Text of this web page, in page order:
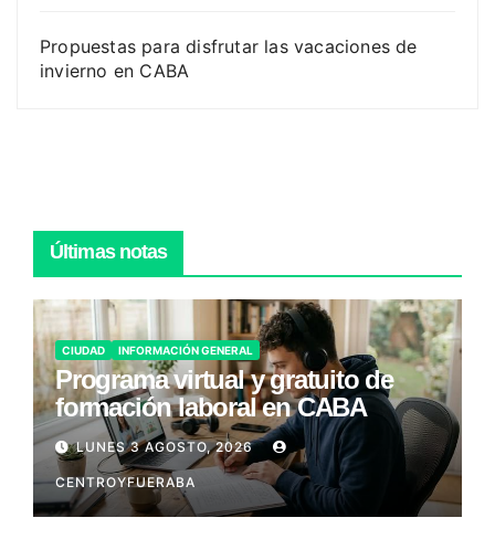
Propuestas para disfrutar las vacaciones de
invierno en CABA
Últimas notas
CIUDAD INFORMACIÓN GENERAL
Programa virtual y gratuito de
formación laboral en CABA
LUNES 3 AGOSTO, 2026
CENTROYFUERABA